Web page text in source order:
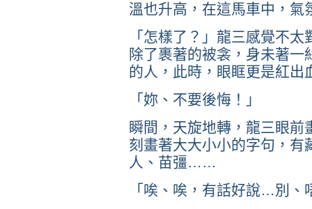
溫也升高，在這馬車中，氣
「怎樣了？」龍三感覺不
除了裹著的被衾，身未著
的人，此時，眼眶更是紅出
「妳、不要後悔！」
瞬間，天旋地轉，龍三眼前
刻畫著大大小小的字句，有
人、苗彊……
「唉、唉，有話好說…別